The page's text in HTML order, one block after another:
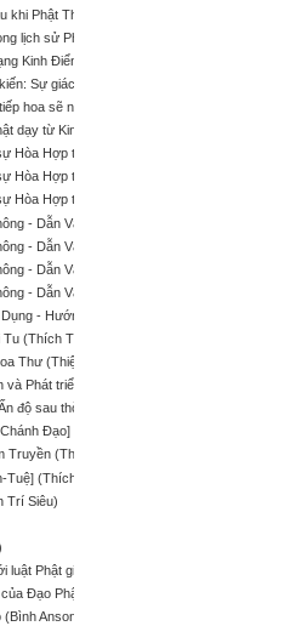
khi Phật Thích Ca nhập diệt (Thích Trí Quảng)
lịch sử Phật giáo Việt Nam (Thích Tâm Hải)
Kinh Điển Nguyên Thủy (Sucitto Thảo Hiền)
Sự giác ngộ của Đức Phật - Almost
hoa sẽ nở, hoa nở ta gặp Phật - The Path:
dạy từ Kinh Tạng Pāli (Bodhi; Nguyên Nhật
Hòa Hợp trong Cộng đồng và Xã hội - Hợp
Hòa Hợp trong Cộng đồng và Xã hội - Hợp
Hòa Hợp trong Cộng đồng và Xã hội - Hợp
- Dẫn Vào Tuệ Giác Phật (Lê Mạnh Thát,
- Dẫn Vào Tuệ Giác Phật (Lê Mạnh Thát,
- Dẫn Vào Tuệ Giác Phật (Lê Mạnh Thát,
- Dẫn Vào Tuệ Giác Phật (Lê Mạnh Thát,
- Hướng Dẫn và Tuệ Tri của Ðức Phật
(Thích Trí Siêu)
Thư (Thiện Nhơn biên soạn; HT Thích Hành
Phát triển các Tông phái Phật giáo Trung
độ sau thời đức Phật (Thích Tâm Hải)
Đạo] (Thích Tâm Khanh)
Truyền (Thích Phước Sơn)
Tuệ] (Thích Từ Hòa & Thích Phước Lượng)
Trí Siêu)
luật Phật giáo (Thích Phước Sơn)
Đạo Phật (Chân Pháp Nguyễn Hữu Hiệu
Anson)